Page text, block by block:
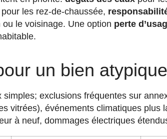
les rez-de-chaussée,
le voisinage. Une option perte
un bien
exclusions fréquentes sur
vitrées), événements climatiques plus
à neuf, dommages électriques